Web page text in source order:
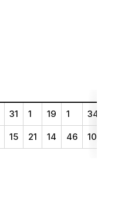
31 1 19 1 34
15 21 14 46 10